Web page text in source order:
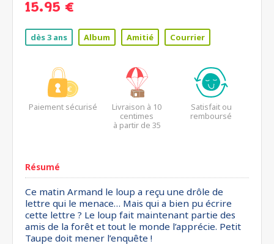
15.95 €
dès 3 ans Album Amitié Courrier
Paiement sécurisé
Livraison à 10
centimes
à partir de 35
Satisfait ou
remboursé
Résumé
Ce matin Armand le loup a reçu une drôle de
lettre qui le menace… Mais qui a bien pu écrire
cette lettre ? Le loup fait maintenant partie des
amis de la forêt et tout le monde l’apprécie. Petit
Taupe doit mener l’enquête !